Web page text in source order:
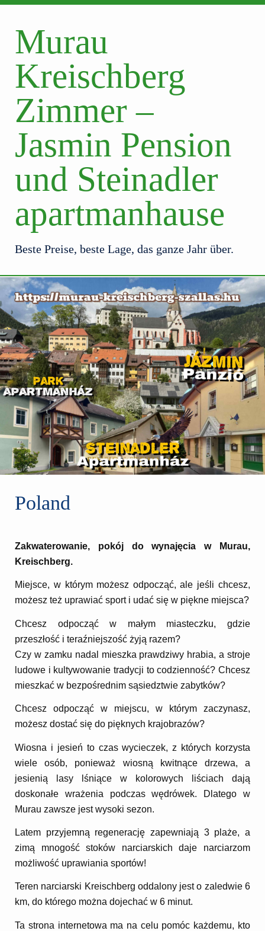
Murau
Kreischberg
Zimmer –
Jasmin Pension
und Steinadler
apartmanhause
Beste Preise, beste Lage, das ganze Jahr über.
Poland
Zakwaterowanie, pokój do wynajęcia w Murau,
Kreischberg.
Miejsce, w którym możesz odpocząć, ale jeśli chcesz,
możesz też uprawiać sport i udać się w piękne miejsca?
Chcesz odpocząć w małym miasteczku, gdzie
przeszłość i teraźniejszość żyją razem?
Czy w zamku nadal mieszka prawdziwy hrabia, a stroje
ludowe i kultywowanie tradycji to codzienność? Chcesz
mieszkać w bezpośrednim sąsiedztwie zabytków?
Chcesz odpocząć w miejscu, w którym zaczynasz,
możesz dostać się do pięknych krajobrazów?
Wiosna i jesień to czas wycieczek, z których korzysta
wiele osób, ponieważ wiosną kwitnące drzewa, a
jesienią lasy lśniące w kolorowych liściach dają
doskonałe wrażenia podczas wędrówek. Dlatego w
Murau zawsze jest wysoki sezon.
Latem przyjemną regenerację zapewniają 3 plaże, a
zimą mnogość stoków narciarskich daje narciarzom
możliwość uprawiania sportów!
Teren narciarski Kreischberg oddalony jest o zaledwie 6
km, do którego można dojechać w 6 minut.
Ta strona internetowa ma na celu pomóc każdemu, kto